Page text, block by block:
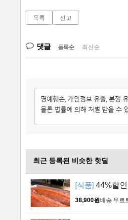
목록 신고
댓글 등록순 최신순
최근 등록된 비슷한 핫딜
[식품] 44%할
38,900원배송 무료